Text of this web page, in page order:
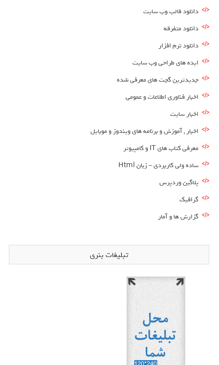
دانلود قالب وب سایت
دانلود متفرقه
دانلود نرم افزار
ایده های طراحی وب سایت
جدیدترین گجت های معرفی شده
اخبار فناوری اطلاعات و عمومی
اخبار سایت
اخبار , آموزش و برنامه های ویندوز و موبایل
معرفی کتاب های IT و کامپیوتر
ساده ولی کاربردی – زبان Html
پلاگین وردپرس
گرافیک
گزارش ها و آمار
تبلیغات بنری